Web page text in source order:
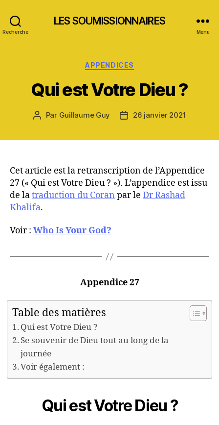
Recherche
LES SOUMISSIONNAIRES
Menu
Catégories
APPENDICES
Qui est Votre Dieu ?
Auteur
Par Guillaume Guy
Date26 janvier 2021
Cet article est la retranscription de l’Appendice
27 (« Qui est Votre Dieu ? »). L’appendice est issu
de latraduction du Coran par le Dr Rashad
Khalifa.
Voir : Who Is Your God?
Appendice 27
Table des matières
Qui est Votre Dieu ?
Se souvenir de Dieu tout au long de la
journée
Voir également :
Qui est Votre Dieu ?